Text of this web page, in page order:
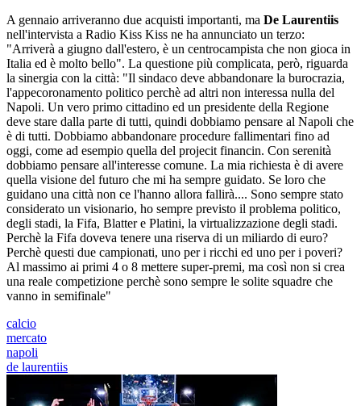
A gennaio arriveranno due acquisti importanti, ma De Laurentiis
nell'intervista a Radio Kiss Kiss ne ha annunciato un terzo:
"Arriverà a giugno dall'estero, è un centrocampista che non gioca in
Italia ed è molto bello". La questione più complicata, però, riguarda
la sinergia con la città: "Il sindaco deve abbandonare la burocrazia,
l'appecoronamento politico perchè ad altri non interessa nulla del
Napoli. Un vero primo cittadino ed un presidente della Regione
deve stare dalla parte di tutti, quindi dobbiamo pensare al Napoli che
è di tutti. Dobbiamo abbandonare procedure fallimentari fino ad
oggi, come ad esempio quella del projecit financin. Con serenità
dobbiamo pensare all'interesse comune. La mia richiesta è di avere
quella visione del futuro che mi ha sempre guidato. Se loro che
guidano una città non ce l'hanno allora fallirà.... Sono sempre stato
considerato un visionario, ho sempre previsto il problema politico,
degli stadi, la Fifa, Blatter e Platini, la virtualizzazione degli stadi.
Perchè la Fifa doveva tenere una riserva di un miliardo di euro?
Perchè questi due campionati, uno per i ricchi ed uno per i poveri?
Al massimo ai primi 4 o 8 mettere super-premi, ma così non si crea
una reale competizione perchè sono sempre le solite squadre che
vanno in semifinale"
calcio
mercato
napoli
de laurentiis